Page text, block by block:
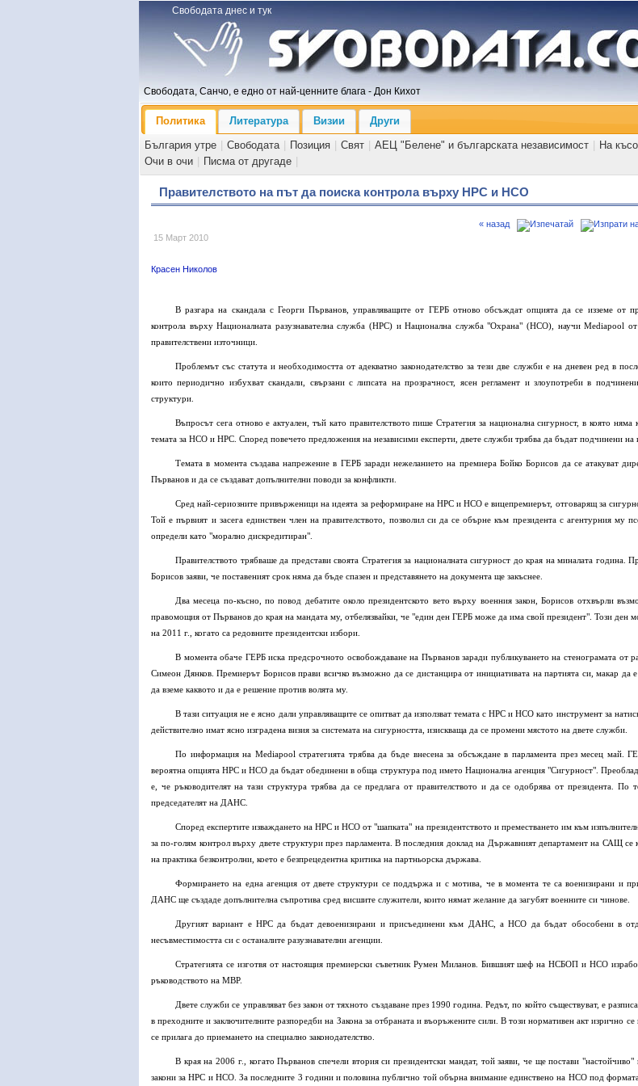
Свободата днес и тук
Свободата, Санчо, е едно от най-ценните блага - Дон Кихот
Политика Литература Визии
Други
България утре
Свободата Позиция Свят АЕЦ "Белене" и българската независимост На късо
Очи в очи
Писма от другаде
Правителството на път да поиска контрола върху НРС и НСО
15 Март 2010
« назад
Красен Николов
В разгара на скандала с Георги Първанов, управляващите от ГЕРБ отново обсъждат опцията да се изземе от
контрола върху Националната разузнавателна служба (НРС) и Национална служба "Охрана" (НСО), научи Mediapool
правителствени източници.
Проблемът със статута и необходимостта от адекватно законодателство за тези две служби е на дневен ред в
които периодично избухват скандали, свързани с липсата на прозрачност, ясен регламент и злоупотреби в
структури.
Въпросът сега отново е актуален, тъй като правителството пише Стратегия за национална сигурност, в която няма
темата за НСО и НРС. Според повечето предложения на независими експерти, двете служби трябва да бъдат подчинени на
Темата в момента създава напрежение в ГЕРБ заради нежеланието на премиера Бойко Борисов да се атакуват
Първанов и да се създават допълнителни поводи за конфликти.
Сред най-сериозните привърженици на идеята за реформиране на НРС и НСО е вицепремиерът, отговарящ за
Той е първият и засега единствен член на правителството, позволил си да се обърне към президента с агентурния му
определи като "морално дискредитиран".
Правителството трябваше да представи своята Стратегия за националната сигурност до края на миналата година.
Борисов заяви, че поставеният срок няма да бъде спазен и представянето на документа ще закъснее.
Два месеца по-късно, по повод дебатите около президентското вето върху военния закон, Борисов отхвърли
правомощия от Първанов до края на мандата му, отбелязвайки, че "един ден ГЕРБ може да има свой президент". Този ден
на 2011 г., когато са редовните президентски избори.
В момента обаче ГЕРБ иска предсрочното освобождаване на Първанов заради публикуването на стенограмата от
Симеон Дянков. Премиерът Борисов прави всичко възможно да се дистанцира от инициативата на партията си, макар
да вземе каквото и да е решение против волята му.
В тази ситуация не е ясно дали управляващите се опитват да използват темата с НРС и НСО като инструмент за
действително имат ясно изградена визия за системата на сигурността, изискваща да се промени мястото на двете служби.
По информация на Mediapool стратегията трябва да бъде внесена за обсъждане в парламента през месец май.
вероятна опцията НРС и НСО да бъдат обединени в обща структура под името Национална агенция "Сигурност".
е, че ръководителят на тази структура трябва да се предлага от правителството и да се одобрява от президента. По
председателят на ДАНС.
Според експертите изваждането на НРС и НСО от "шапката" на президентството и преместването им към
за по-голям контрол върху двете структури през парламента. В последния доклад на Държавният департамент на САЩ се
на практика безконтролни, което е безпрецедентна критика на партньорска държава.
Формирането на една агенция от двете структури се поддържа и с мотива, че в момента те са военизирани и
ДАНС ще създаде допълнителна съпротива сред висшите служители, които нямат желание да загубят военните си чинове.
Другият вариант е НРС да бъдат девоенизирани и присъединени към ДАНС, а НСО да бъдат обособени в
несъвместимостта си с останалите разузнавателни агенции.
Стратегията се изготвя от настоящия премиерски съветник Румен Миланов. Бившият шеф на НСБОП и НСО
ръководството на МВР.
Двете служби се управляват без закон от тяхното създаване през 1990 година. Редът, по който съществуват, е
в преходните и заключителните разпоредби на Закона за отбраната и въоръжените сили. В този нормативен акт изрично
се прилага до приемането на специално законодателство.
В края на 2006 г., когато Първанов спечели втория си президентски мандат, той заяви, че ще постави "настойчиво"
закони за НРС и НСО. За последните 3 години и половина публично той обърна внимание единствено на НСО под